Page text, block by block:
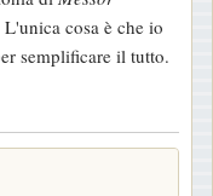
cosa è che io
semplificare il tutto.